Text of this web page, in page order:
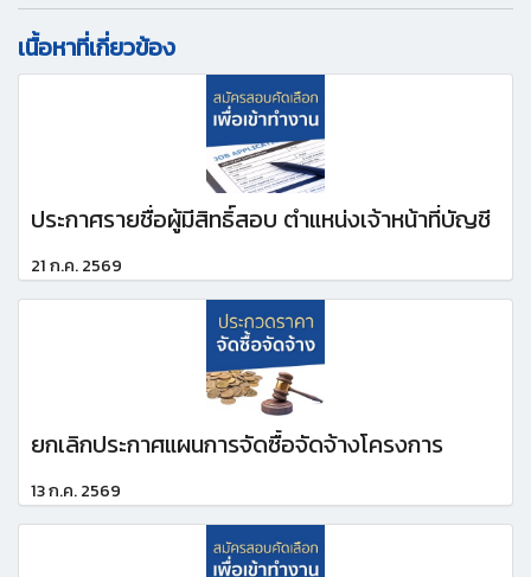
เนื้อหาที่เกี่ยวข้อง
ประกาศรายชื่อผู้มีสิทธิ์สอบ ตำแหน่งเจ้าหน้าที่บัญชี
21 ก.ค. 2569
ยกเลิกประกาศแผนการจัดซื้อจัดจ้างโครงการ
13 ก.ค. 2569